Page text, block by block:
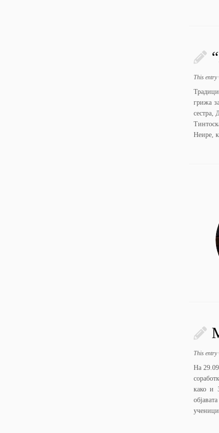
This entry
грижа
сестра,
Неире,
This entry
На
како и